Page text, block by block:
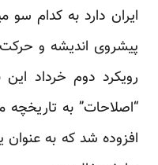
ایران دارد به کدام
پیشروی اندیشه و
رویکرد دوم خرداد
“اصلاحات” به تاریخچه
افزوده شد که به عنوان